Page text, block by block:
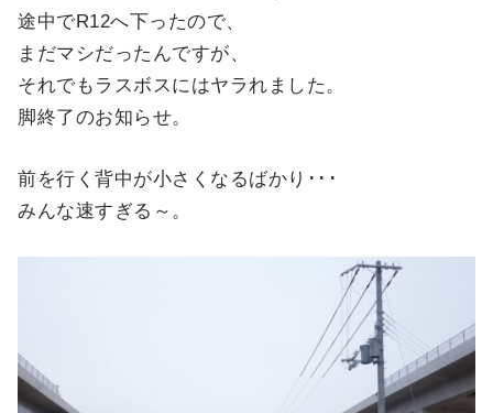
途中でR12へ下ったので、
まだマシだったんですが、
それでもラスボスにはヤラれました。
脚終了のお知らせ。
前を行く背中が小さくなるばかり･･･
みんな速すぎる～。